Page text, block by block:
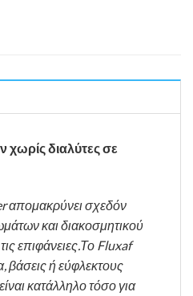
διαλύτες σε
απομακρύνει σχεδόν
και διακοσμητικού
επιφάνειες. Το Fluxaf
βάσεις ή εύφλεκτους
κατάλληλο τόσο για